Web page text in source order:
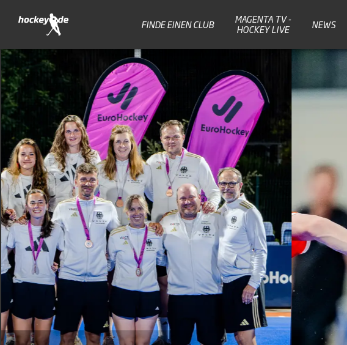
FINDE EINEN CLUB
MAGENTA TV -
HOCKEY LIVE
NEWS